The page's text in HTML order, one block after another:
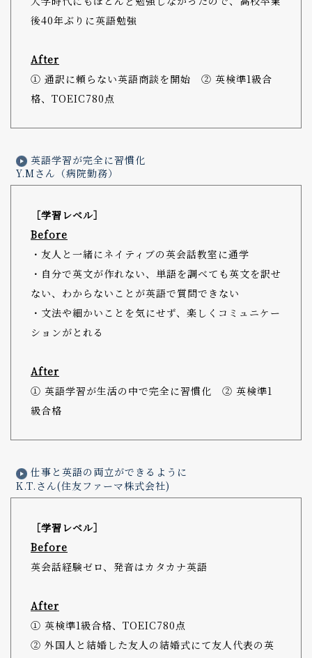
後40年ぶりに英語勉強
After
① 通訳に頼らない英語商談を開始 ② 英検準1級合
格、TOEIC780点
英語学習が完全に習慣化
Y.Mさん（病院勤務）
［学習レベル］
Before
・友人と一緒にネイティブの英会話教室に通学
・自分で英文が作れない、単語を調べても英文を訳せ
ない、わからないことが英語で質問できない
・文法や細かいことを気にせず、楽しくコミュニケー
ションがとれる
After
① 英語学習が生活の中で完全に習慣化 ② 英検準1
級合格
仕事と英語の両立ができるように
K.T.さん(住友ファーマ株式会社)
［学習レベル］
Before
英会話経験ゼロ、発音はカタカナ英語
After
① 英検準1級合格、TOEIC780点
② 外国人と結婚した友人の結婚式にて友人代表の英